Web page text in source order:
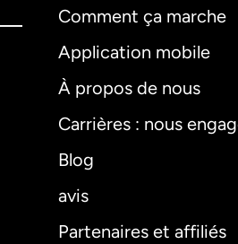
Comment ça marche
Application mobile
À propos de nous
Carrières : nous
Blog
avis
Partenaires et affiliés